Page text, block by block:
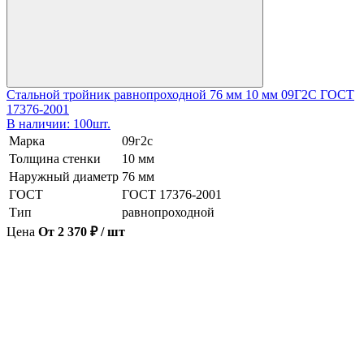
Стальной тройник равнопроходной 76 мм 10 мм 09Г2С ГОСТ
17376-2001
В наличии: 100шт.
Марка
09г2с
Толщина стенки
10 мм
Наружный диаметр 76 мм
ГОСТ
ГОСТ 17376-2001
Тип
равнопроходной
Цена От 2 370 ₽ / шт